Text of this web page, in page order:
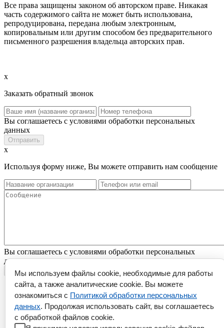
Все права защищены законом об авторском праве. Никакая
часть содержимого сайта не может быть использована,
репродуцирована, передана любым электронным,
копировальным или другим способом без предварительного
письменного разрешения владельца авторских прав.
Мы используем файлы cookie, необходимые для работы
сайта, а также аналитические cookie. Вы можете
ознакомиться с Политикой обработки персональных
данных. Продолжая использовать сайт, вы соглашаетесь
с обработкой файлов cookie.
x
Заказать обратный звонок
Вы соглашаетесь с условиями обработки персональных
данных
x
Используя форму ниже, Вы можете отправить нам сообщение
Вы соглашаетесь с условиями обработки персональных
данных